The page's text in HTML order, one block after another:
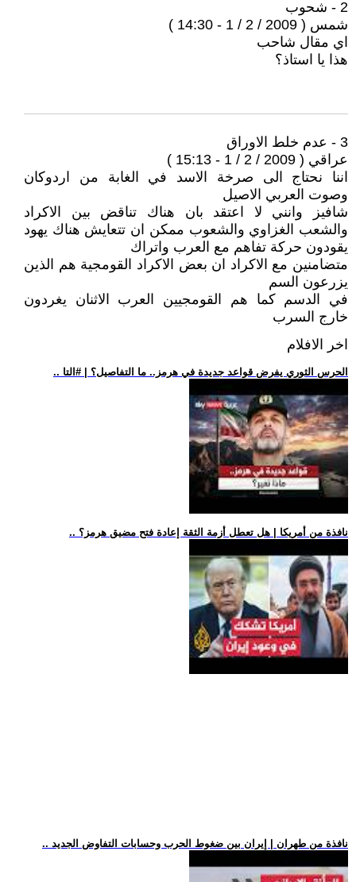
2 - شحوب
شمس ( 2009 / 2 / 1 - 14:30 )
اي مقال شاحب
هذا يا استاذ؟
3 - عدم خلط الاوراق
عراقي ( 2009 / 2 / 1 - 15:13 )
اننا نحتاج الى صرخة الاسد في الغابة من اردوكان
وصوت العربي الاصيل
شافيز وانني لا اعتقد بان هناك تناقض بين الاكراد
والشعب الغزاوي والشعوب ممكن ان تتعايش هناك يهود
يقودون حركة تفاهم مع العرب واتراك
متضامنين مع الاكراد ان بعض الاكراد القومجية هم الذين
يزرعون السم
في الدسم كما هم القومجيين العرب الاثنان يغردون
خارج السرب
اخر الافلام
.. الحرس الثوري يفرض قواعد جديدة في هرمز.. ما التفاصيل؟ | #التا
.. نافذة من أمريكا | هل تعطل أزمة الثقة إعادة فتح مضيق هرمز؟
.. نافذة من طهران | إيران بين ضغوط الحرب وحسابات التفاوض الجديد